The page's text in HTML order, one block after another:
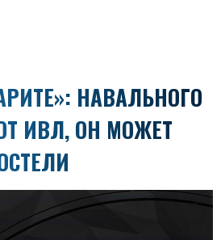
НАВАЛЬНОГО
ИВЛ, ОН МОЖЕТ